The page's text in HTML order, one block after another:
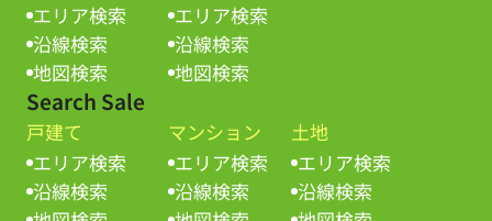
エリア検索
沿線検索
地図検索
エリア検索
沿線検索
地図検索
Search Sale
戸建て
エリア検索
沿線検索
マンション
エリア検索
沿線検索
土地
エリア検索
沿線検索